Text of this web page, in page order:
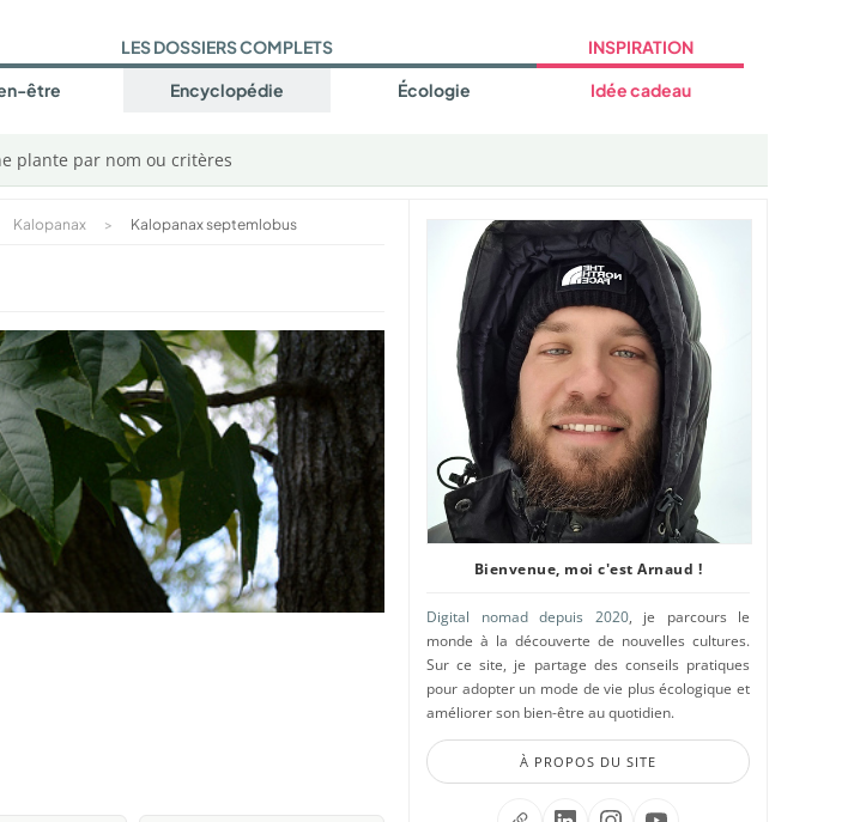
LES DOSSIERS COMPLETS
être Encyclopédie Écologie
INSPIRATION
Idée cadeau
plante par nom ou critères
Kalopanax > Kalopanax septemlobus
Bienvenue, moi c'est Arnaud !
Digital nomad depuis 2020, je parcours le
monde à la découverte de nouvelles cultures.
Sur ce site, je partage des conseils pratiques
pour adopter un mode de vie plus écologique et
améliorer son bien-être au quotidien.
À PROPOS DU SITE